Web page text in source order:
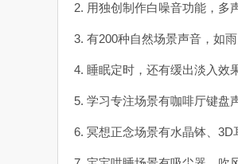
2. 用独创制作白噪音功能，多
3. 有200种自然场景声音，如
4. 睡眠定时，还有缓出淡入效
5. 学习专注场景有咖啡厅键盘
6. 冥想正念场景有水晶钵、3D